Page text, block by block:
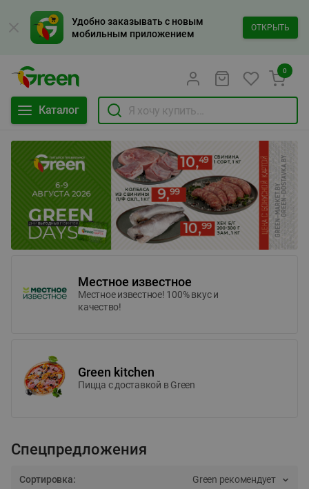
Удобно заказывать с новым
мобильным приложением
ОТКРЫТЬ
Каталог
0
Местное известное
Местное известное! 100% вкус и
качество!
Green kitchen
Пицца c доставкой в Green
Спецпредложения
Сортировка: Green рекомендует